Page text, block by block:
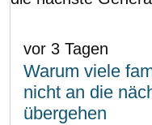
vor 3 Tagen
Warum viele
nicht an die
übergehen